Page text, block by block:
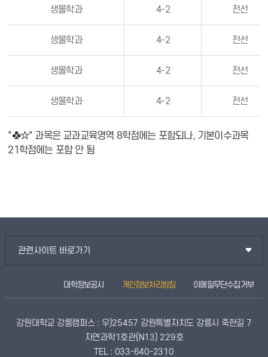
생물학과 4-2 전선
생물학과 4-2 전선
생물학과 4-2 전선
생물학과 4-2 전선
"♣☆" 과목은 교과교육영역 8학점에는 포함되나, 기본이수과목
21학점에는 포함 안 됨
관련사이트 바로가기
대학정보공시 개인정보처리방침 이메일무단수집거부
강원대학교 강릉캠퍼스 : 우)25457 강원특별자치도 강릉시 죽헌길 7
자연과학1호관(N13) 229호
TEL : 033-640-2310